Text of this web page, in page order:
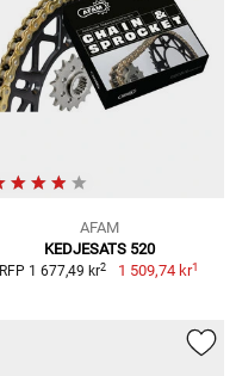
AFAM
KEDJESATS 520
RFP 1 677,49 kr2 1 509,74 kr1